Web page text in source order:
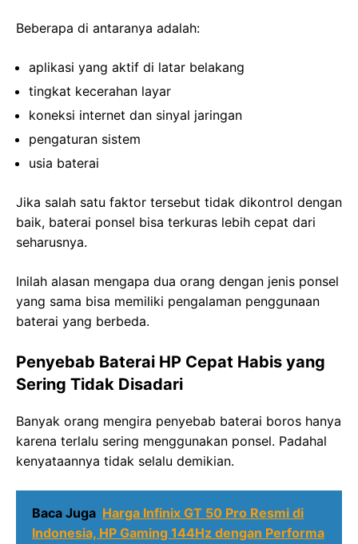
Beberapa di antaranya adalah:
aplikasi yang aktif di latar belakang
tingkat kecerahan layar
koneksi internet dan sinyal jaringan
pengaturan sistem
usia baterai
Jika salah satu faktor tersebut tidak dikontrol dengan
baik, baterai ponsel bisa terkuras lebih cepat dari
seharusnya.
Inilah alasan mengapa dua orang dengan jenis ponsel
yang sama bisa memiliki pengalaman penggunaan
baterai yang berbeda.
Penyebab Baterai HP Cepat Habis yang
Sering Tidak Disadari
Banyak orang mengira penyebab baterai boros hanya
karena terlalu sering menggunakan ponsel. Padahal
kenyataannya tidak selalu demikian.
Baca Juga Harga Infinix GT 50 Pro Resmi di
Indonesia, HP Gaming 144Hz dengan Performa